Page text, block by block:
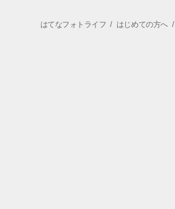
はてなフォトライフ / はじめての方へ/